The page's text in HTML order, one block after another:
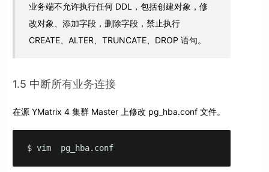
业务端不允许执行任何 DDL，包括创建对象，修
改对象、添加字段，删除字段，禁止执行
CREATE、ALTER、TRUNCATE、DROP 语句。
1.5 中断所有业务连接
在源 YMatrix 4 集群 Master 上修改 pg_hba.conf 文件。
$ vim  pg_hba.conf